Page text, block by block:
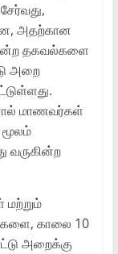
அதற்கான
தகவல்களை
அறை
மாணவர்கள்
வருகின்ற
காலை 10
அறைக்கு